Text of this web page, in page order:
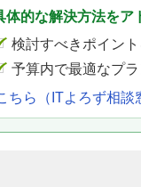
的な解決方法をア
検討すべきポイン
予算内で最適なプ
ら（ITよろず相談